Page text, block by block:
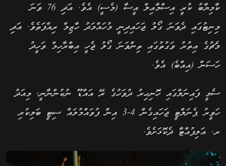
ކާމިޔާބު ކުރީ އިސްމާއިލް އީސާ (މެސީ) އެވެ. އަދި 76 ވަނަ
މިނިޓުގައި ދެވަނަ ގޯލު ޖަހައިދިނީ މުހައްމަދު ހާޒިމް ރިއްފަތެވެ. އަދި
މެޗުގެ އިތުރު ވަގުތުގައި ތިންވަނަ ގޯލު ޖެހީ އިބްރާހިމް ވަހީދު
ހަސަން (އިއްބެ) އެވެ.
ސެމީ ފައިނަލްގައި ހޮނިހިރު ދުވަހުގެ ރޭ އައްޑޫ ނުކުންނާނީ, މިއަދު
ހަވީރު ޕެނަލްޓީ ޖަހައިގެން 4-3 އިން ފުވައްމުލައް ސިޓީ ބަލިކުރި
ރ. އަލިފުއްޓާ ދެކޮޅަށެވެ.